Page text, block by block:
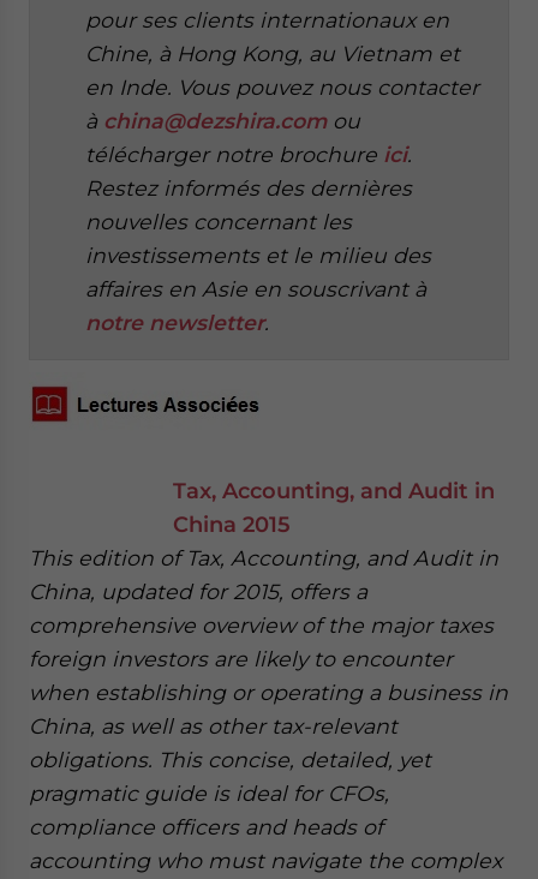
pour ses clients internationaux en
Chine, à Hong Kong, au Vietnam et
en Inde. Vous pouvez nous contacter
à china@dezshira.comou
télécharger notre brochure ici.
Restez informés des dernières
nouvelles concernant les
investissements et le milieu des
affaires en Asie en souscrivant à
notre newsletter.
Tax, Accounting, and Audit in
China 2015
This edition of Tax, Accounting, and Audit in
China, updated for 2015, offers a
comprehensive overview of the major taxes
foreign investors are likely to encounter
when establishing or operating a business in
China, as well as other tax-relevant
obligations. This concise, detailed, yet
pragmatic guide is ideal for CFOs,
compliance officers and heads of
accounting who must navigate the complex